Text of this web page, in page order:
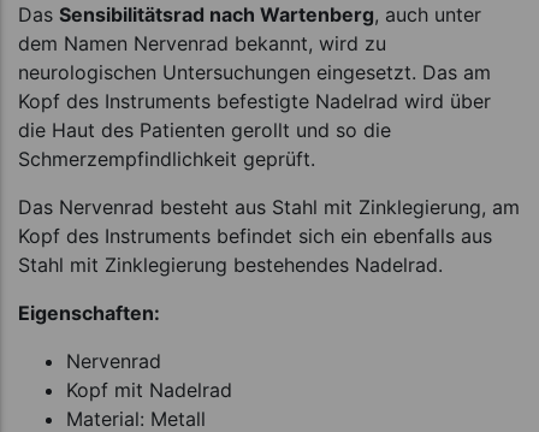
Das Sensibilitätsrad nach Wartenberg, auch unter
dem Namen Nervenrad bekannt, wird zu
neurologischen Untersuchungen eingesetzt. Das am
Kopf des Instruments befestigte Nadelrad wird über
die Haut des Patienten gerollt und so die
Schmerzempfindlichkeit geprüft.
Das Nervenrad besteht aus Stahl mit Zinklegierung, am
Kopf des Instruments befindet sich ein ebenfalls aus
Stahl mit Zinklegierung bestehendes Nadelrad.
Eigenschaften:
Nervenrad
Kopf mit Nadelrad
Material: Metall